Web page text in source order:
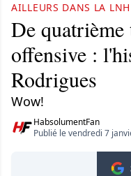
AILLEURS DANS LA LNH
De
offensive :
Rodrigues
Wow!
HabsolumentFan
Publié le vendredi 7